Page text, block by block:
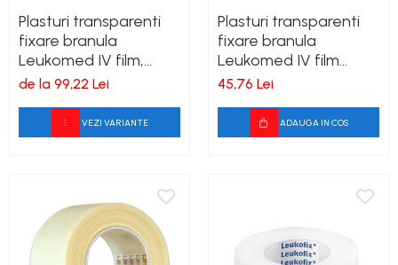
Plasturi transparenti
fixare branula
Leukomed IV film,
cutie 50buc
de la 99,22 Lei
VEZI VARIANTE
Plasturi transparenti
fixare branula
Leukomed IV film
pediatric, cutie 50buc,
45,76 Lei
ADAUGA IN COS